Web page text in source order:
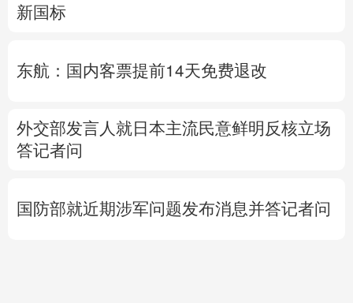
新国标
东航：国内客票提前14天免费退改
外交部发言人就日本主流民意鲜明反核立场
答记者问
国防部就近期涉军问题发布消息并答记者问